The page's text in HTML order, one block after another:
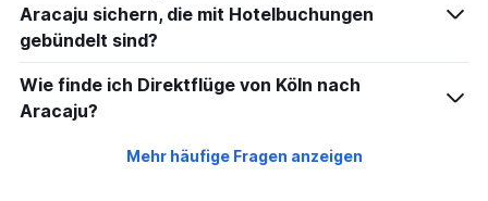
Aracaju sichern, die mit Hotelbuchungen
gebündelt sind?
Wie finde ich Direktflüge von Köln nach
Aracaju?
Mehr häufige Fragen anzeigen